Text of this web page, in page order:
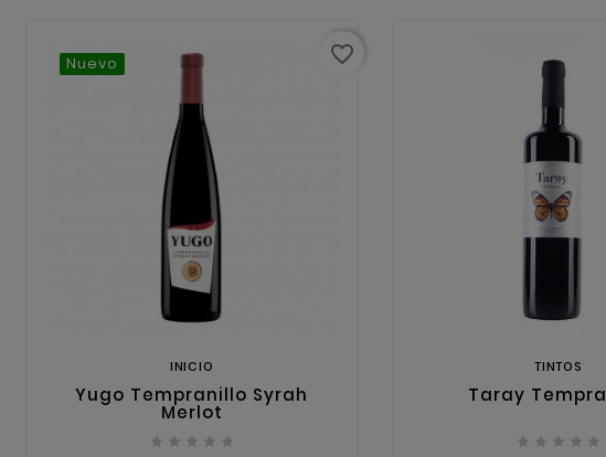
Nuevo
INICIO
Yugo Tempranillo Syrah
Merlot
    
favorite_border
TINTOS
Taray
    